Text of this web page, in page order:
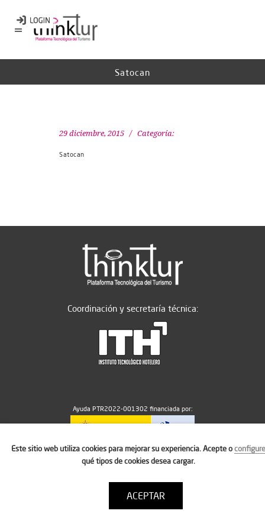
Satocan
29 diciembre, 2015 Categoría:
Satocan
Coordinación y secretaría técnica:
Ayuda PTR2022-001302 financiada por:
MICIU/AEI/10.13039/501100011033
Política de cookies
Condiciones de uso
Este sitio web utiliza cookies para mejorar su experiencia. Acepte oconfigure
qué tipos de cookies desea cargar.
ACEPTAR